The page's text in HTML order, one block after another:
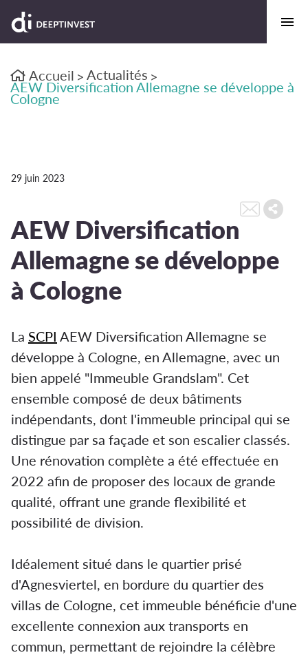
Accueil > Actualités >
AEW Diversification Allemagne se développe à
Cologne
29 juin 2023
AEW Diversification
Allemagne se développe
à Cologne
La SCPI AEW Diversification Allemagne se
développe à Cologne, en Allemagne, avec un
bien appelé "Immeuble Grandslam". Cet
ensemble composé de deux bâtiments
indépendants, dont l'immeuble principal qui se
distingue par sa façade et son escalier classés.
Une rénovation complète a été effectuée en
2022 afin de proposer des locaux de grande
qualité, offrant une grande flexibilité et
possibilité de division.
Idéalement situé dans le quartier prisé
d'Agnesviertel, en bordure du quartier des
villas de Cologne, cet immeuble bénéficie d'une
excellente connexion aux transports en
commun, permettant de rejoindre la célèbre